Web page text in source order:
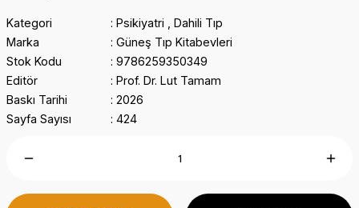
Kategori Psikiyatri
Dahili Tıp
Marka
Güneş Tıp Kitabevleri
Stok Kodu
9786259350349
Editör
Prof. Dr. Lut Tamam
Baskı Tarihi
2026
Sayfa Sayısı
424